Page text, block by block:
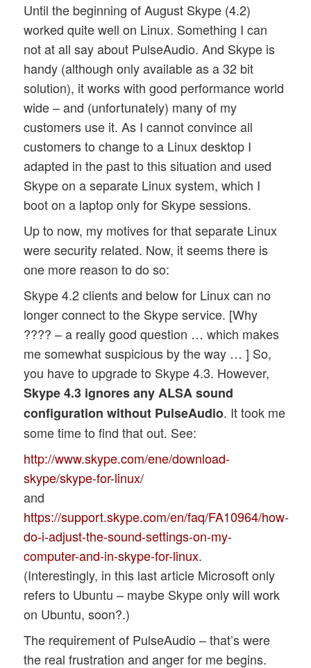
Until the beginning of August Skype (4.2)
worked quite well on Linux. Something I can
not at all say about PulseAudio. And Skype is
handy (although only available as a 32 bit
solution), it works with good performance world
wide – and (unfortunately) many of my
customers use it. As I cannot convince all
customers to change to a Linux desktop I
adapted in the past to this situation and used
Skype on a separate Linux system, which I
boot on a laptop only for Skype sessions.
Up to now, my motives for that separate Linux
were security related. Now, it seems there is
one more reason to do so:
Skype 4.2 clients and below for Linux can no
longer connect to the Skype service. [Why
???? – a really good question … which makes
me somewhat suspicious by the way … ] So,
you have to upgrade to Skype 4.3. However,
Skype 4.3 ignores any ALSA sound
configuration without PulseAudio. It took me
some time to find that out. See:
http://www.skype.com/ene/download-
skype/skype-for-linux/
and
https://support.skype.com/en/faq/FA10964/how-
do-i-adjust-the-sound-settings-on-my-
computer-and-in-skype-for-linux.
(Interestingly, in this last article Microsoft only
refers to Ubuntu – maybe Skype only will work
on Ubuntu, soon?.)
The requirement of PulseAudio – that’s were
the real frustration and anger for me begins.